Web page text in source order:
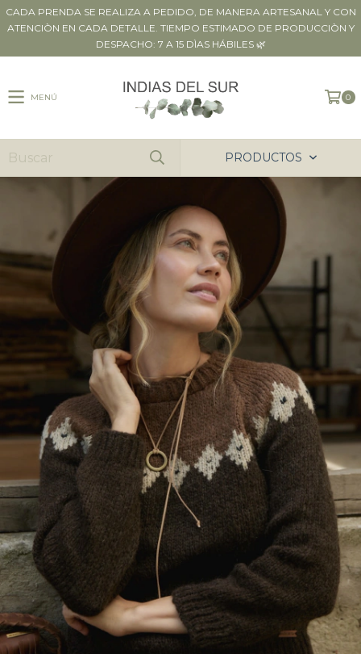
CADA PRENDA SE REALIZA A PEDIDO, DE MANERA ARTESANAL Y CON
ATENCIÒN EN CADA DETALLE. TIEMPO ESTIMADO DE PRODUCCIÒN Y
DESPACHO: 7 A 15 DÌAS HÁBILES 🌿
MENÚ 0
PRODUCTOS